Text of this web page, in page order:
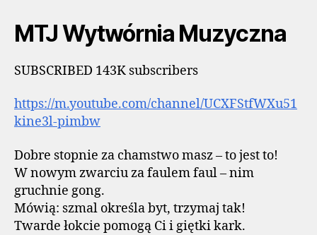
MTJ Wytwórnia Muzyczna
SUBSCRIBED 143K subscribers
https://m.youtube.com/channel/UCXFStfWXu51
kine3l-pimbw
Dobre stopnie za chamstwo masz – to jest to!
W nowym zwarciu za faulem faul – nim
gruchnie gong.
Mówią: szmal określa byt, trzymaj tak!
Twarde łokcie pomogą Ci i giętki kark.